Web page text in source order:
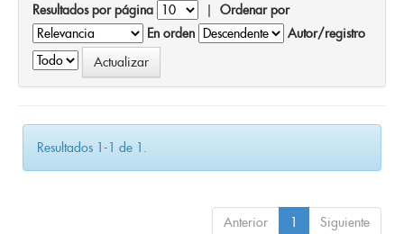
Resultados por página | Ordenar por
En orden
Autor/registro
Resultados 1-1 de 1.
Anterior 1 Siguiente